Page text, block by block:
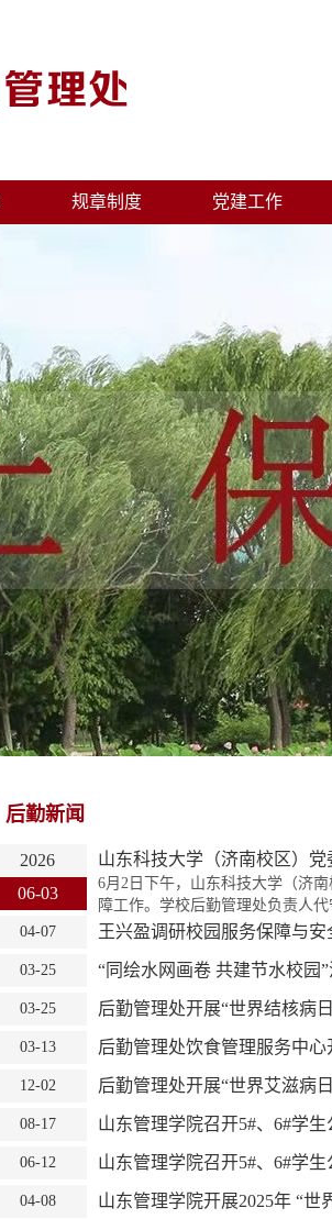
规章制度 党建工作
后勤新闻
2026
06-03
山东科技大学（济南校区）
6月2日下午，山东科技大学（济
障工作。学校后勤管理处负责人
04-07
王兴盈调研校园服务保障与安
03-25 “同绘水网画卷 共建节水校园
03-25 后勤管理处开展“世界结核病
03-13 后勤管理处饮食管理服务中心
12-02 后勤管理处开展“世界艾滋病
08-17 山东管理学院召开5#、6#学
06-12 山东管理学院召开5#、6#学
04-08 山东管理学院开展2025年 “世